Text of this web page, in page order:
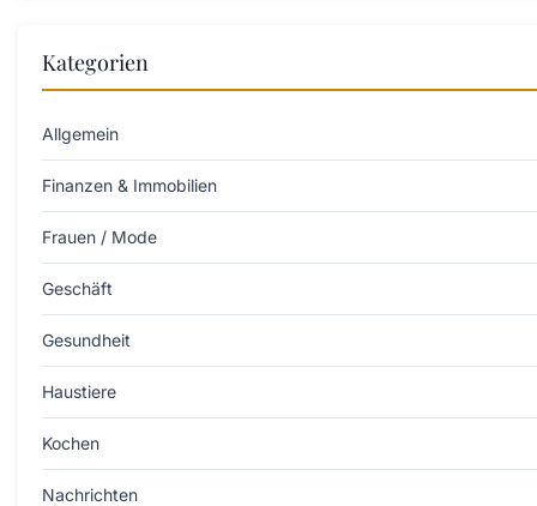
Kategorien
Allgemein
Finanzen & Immobilien
Frauen / Mode
Geschäft
Gesundheit
Haustiere
Kochen
Nachrichten